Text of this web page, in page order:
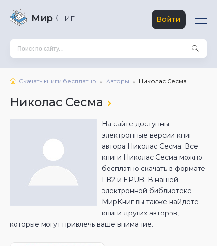
МирКниг Войти
Скачать книги бесплатно Авторы Николас Сесма
Николас Сесма
На сайте доступны
электронные версии книг
автора Николас Сесма. Все
книги Николас Сесма можно
бесплатно скачать в формате
FB2 и EPUB. В нашей
электронной библиотеке
МирКниг вы также найдете
книги других авторов,
которые могут привлечь ваше внимание.